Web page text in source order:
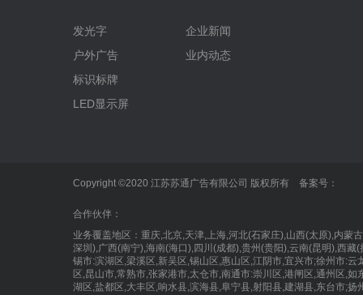
发光字
户外广告
标识标牌
LED显示屏
企业新闻
业内动态
Copyright ©2020 江苏苏通广告有限公司 版权所有 备案号：
合作伙伴：
业务覆盖地区：重庆,北京,天津,上海,河北(石家庄),山西(太
深圳),广西(南宁),海南(海口),四川(成都),贵州(贵阳),云南(昆明),西
锡市:滨湖区,梁溪区,新吴区,锡山区,惠山区,江阴市,宜兴市;徐州市:
区,昆山市,常熟市,张家港市,太仓市,南通市:崇川区,港闸区,通州区,
湖区,盐都区,大丰区,响水县,滨海县,阜宁县,射阳县,建湖县,东台市;